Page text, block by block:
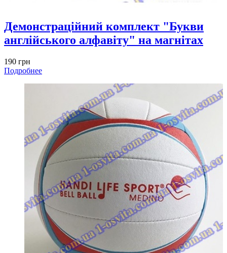
Демонстраційний комплект "Букви
англійського алфавіту" на магнітах
190 грн
Подробнее